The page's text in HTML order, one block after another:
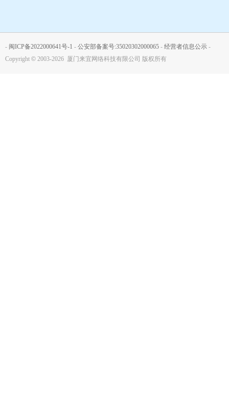
- 闽ICP备2022000641号-1 - 公安部备案号:35020302000065 - 经营者信息公示 -
Copyright © 2003-2026 厦门来宜网络科技有限公司 版权所有